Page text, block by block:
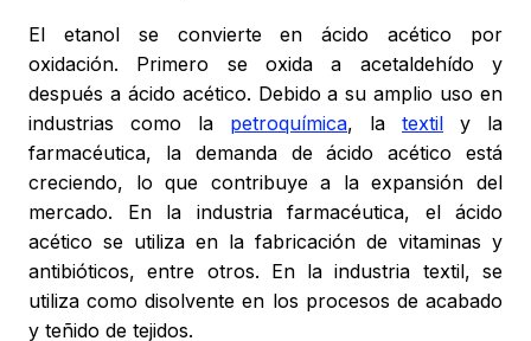
El etanol se convierte en ácido acético por
oxidación. Primero se oxida a acetaldehído y
después a ácido acético. Debido a su amplio uso en
industrias como la petroquímica, la textil y la
farmacéutica, la demanda de ácido acético está
creciendo, lo que contribuye a la expansión del
mercado. En la industria farmacéutica, el ácido
acético se utiliza en la fabricación de vitaminas y
antibióticos, entre otros. En la industria textil, se
utiliza como disolvente en los procesos de acabado
y teñido de tejidos.